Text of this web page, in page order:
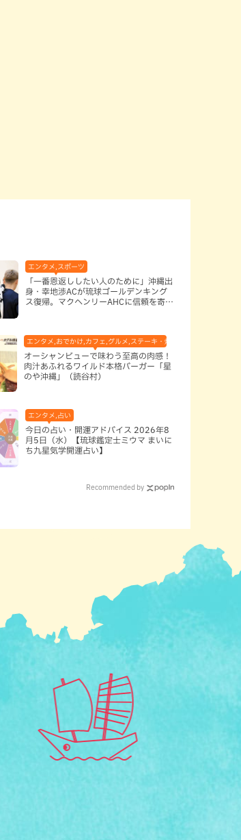
エンタメ,スポーツ
「一番恩返ししたい人のために」沖縄出
身・幸地渉ACが琉球ゴールデンキング
ス復帰。マクヘンリーAHCに信頼を寄せ
エンタメ,おでかけ,カフェ,グルメ,ステーキ・焼肉,テレビ,ハンバーガ
オーシャンビューで味わう至高の肉感！
肉汁あふれるワイルド本格バーガー「星
のや沖縄」（読谷村）
エンタメ,占い
今日の占い・開運アドバイス 2026年8
月5日（水）【琉球鑑定士ミウマ まいに
ち九星気学開運占い】
Recommended by